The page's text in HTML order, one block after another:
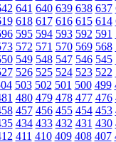
641 640 639 638 637
618 617 616 615 614
595 594 593 592 591
572 571 570 569 568
549 548 547 546 545
526 525 524 523 522
503 502 501 500 499
480 479 478 477 476
457 456 455 454 453
434 433 432 431 430
411 410 409 408 407